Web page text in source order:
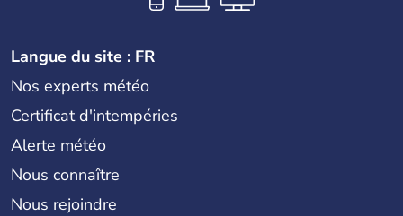
Langue du site : FR
Nos experts météo
Certificat d'intempéries
Alerte météo
Nous connaître
Nous rejoindre